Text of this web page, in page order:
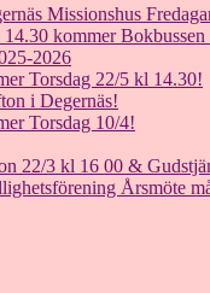
Missionshus
kommer
2026
Torsdag 22/5 kl 14.30!
i Degernäs!
Torsdag 10/4!
22/3 kl 16 00 &
Årsmöte